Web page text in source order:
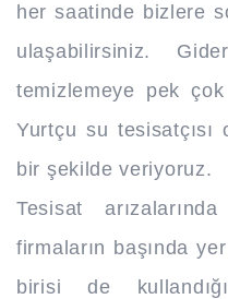
her saatinde bizlere
ulaşabilirsiniz.
temizlemeye pek
Yurtçu su
bir şekilde veriyoruz.
Tesisat
firmaların başında
birisi de